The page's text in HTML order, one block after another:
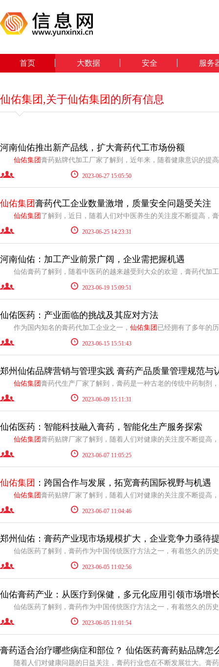
首页 大数据 安全 服务
仙佑集团 ,关于仙佑集团 的所有信息
河南仙佑推出新产品线，扩大膏药代工市场份额
仙佑集团 膏药贴牌代加工厂家了解到，近年来，随着健康意识的提高和市场需求的增加，越
2023-06-27 15:05:50
仙佑集团膏药代工企业数量激增，质量安全问题受关注
仙佑集团 了解到，近日，随着人们对中医养生的关注度不断提高，膏药代加工产业也迎来了
2023-06-25 14:23:31
河南仙佑：加工产业前景广阔，企业需把握机遇
2023-06-19 15:09:51
仙佑医药：产业面临的挑战及其应对方法
作为国内知名的膏药代加工企业之一， 仙佑集团 已经拥有了多年的历史，一直致
2023-06-15 15:51:43
郑州仙佑品牌营销与管理实践 膏药产品质量管理规范与
仙佑集团 膏药代生产厂家了解到，膏药是一种古老的传统中药制剂，具有悠久的历史和丰富
2023-06-09 15:11:31
仙佑医药：智能科技融入膏药，智能化生产服务探索
仙佑集团 膏药贴牌厂家了解到，随着人们对健康的关注度不断提高，膏药产业迎来了新的发
2023-06-07 11:05:25
仙佑集团 ：跨国合作与发展，拓宽膏药国际视野与机遇
仙佑集团 膏药贴牌厂家了解到，随着人们对健康的关注度不断提高，膏药产业迎来了新的发
2023-06-07 11:04:46
郑州仙佑：膏药产业现市场规模扩大，企业竞争力亟待
2023-06-05 11:02:56
仙佑膏药产业：从医疗到保健，多元化应用引领市场增
2023-06-05 11:01:54
膏药适合治疗哪些病症和部位？ 仙佑医药膏药贴品牌怎